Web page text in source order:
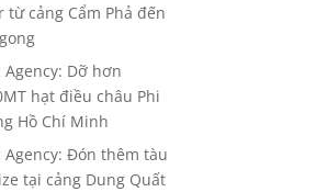
từ cảng Cẩm Phả đến
Agency: Dỡ hơn
hạt điều châu Phi
Hồ Chí Minh
Agency: Đón thêm tàu
tại cảng Dung Quất